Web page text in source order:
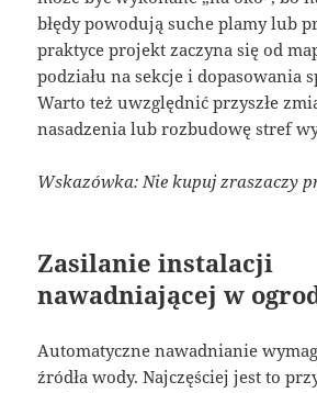
błędy powodują suche plamy lub
praktyce projekt zaczyna się od
podziału na sekcje i dopasowania
Warto też uwzględnić przyszłe
nasadzenia lub rozbudowę stref
Wskazówka: Nie kupuj zraszaczy
Zasilanie instalacji
nawadniającej w
Automatyczne nawadnianie
źródła wody. Najczęściej jest to